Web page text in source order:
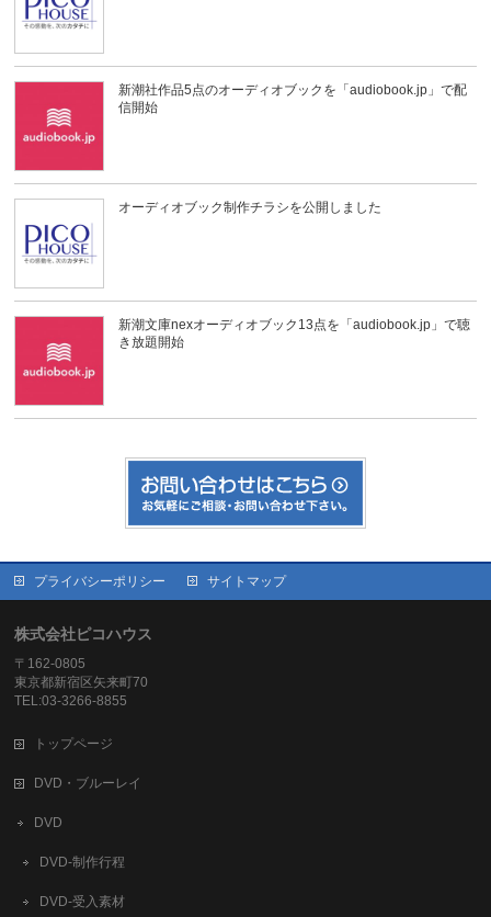
新潮社作品5点のオーディオブックを「audiobook.jp」で配
信開始
オーディオブック制作チラシを公開しました
新潮文庫nexオーディオブック13点を「audiobook.jp」で聴
き放題開始
プライバシーポリシー サイトマップ
株式会社ピコハウス
〒162-0805
東京都新宿区矢来町70
TEL:03-3266-8855
トップページ
DVD・ブルーレイ
DVD
DVD-制作行程
DVD-受入素材